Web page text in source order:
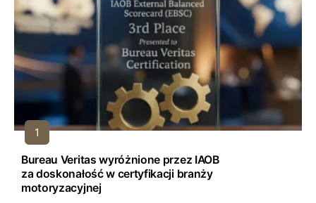
Bureau Veritas wyróżnione przez IAOB
za doskonałość w certyfikacji branży
motoryzacyjnej